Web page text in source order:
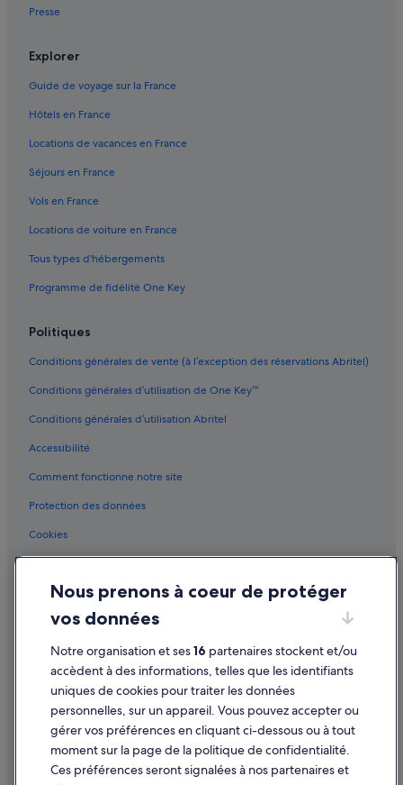
Maua : Maisons de campagne
Parque do Ibirapuera : hôtels à proximité
Parque Estoril : hôtels à proximité
Santo Amaro : hôtels Hôtels pas chers
Santo André : hôtels
São Bernardo do Campo : Appart’hôtels
São Bernardo do Campo : hôtels Hôtels pas chers
São Bernardo do Campo : hôtels
São Bernardo do Campo : Maisons de campagne
São Bernardo do Campo : Maisons de ville
São Bernardo do Campo : Pensions
São Caetano do Sul : hôtels
São Caetano do Sul : Complexes hôteliers
São Paulo : Cabanes dans les arbres
São Paulo : Cabanes dans les arbres
São Paulo : Chambres d’hôtes
São Paulo : Hôtels capsule
São Paulo : Hôtels capsule
São Paulo : hôtels Hôtels de plage
Presse
Explorer
Guide de voyage sur la France
Hôtels en France
Locations de vacances en France
Séjours en France
Vols en France
Locations de voiture en France
Tous types d'hébergements
Programme de fidélité One Key
Politiques
Conditions générales de vente (à l’exception des réservations Abritel)
Conditions générales d’utilisation de One Key™
Conditions générales d’utilisation Abritel
Accessibilité
Comment fonctionne notre site
Protection des données
Cookies
Conditions générales d'utilisation
Mentions légales / Nous contacter
Directives de contenu et signalement de contenus
Assistance
Annuler votre vol
Annuler une réservation d'hôtel ou de location de vacances
Délais de remboursement
Nous prenons à coeur de protéger
vos données
Notre organisation et ses16 partenaires stockent et/ou
accèdent à des informations, telles que les identifiants
uniques de cookies pour traiter les données
personnelles, sur un appareil. Vous pouvez accepter ou
gérer vos préférences en cliquant ci-dessous ou à tout
moment sur la page de la politique de confidentialité.
Ces préférences seront signalées à nos partenaires et